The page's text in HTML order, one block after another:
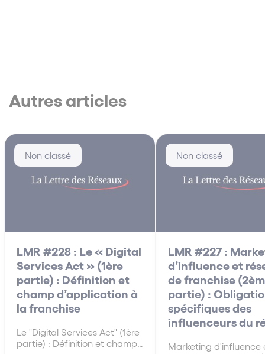
Autres articles
Non classé
LMR #228 : Le « Digital
Services Act » (1ère
partie) : Définition et
champ d’application à
la franchise
Le "Digital Services Act" (1ère
partie) : Définition et champ
Non classé
LMR #227 :
d’influence et
de franchise
partie) :
spécifiques des
influenceurs du
Marketing d'influence